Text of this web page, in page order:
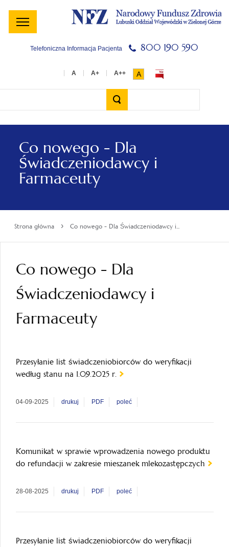
Menu
główne
Menu
lewe
Treść
główna
Szukaj
w
serwisie
Stopka
Telefoniczna Informacja Pacjenta 800 190 590
A
Co nowego - Dla
Świadczeniodawcy i
Farmaceuty
Strona główna › Co nowego - Dla Świadczeniodawcy i...
Co nowego - Dla
Świadczeniodawcy i
Farmaceuty
Przesyłanie list świadczeniobiorców do weryfikacji
według stanu na 1.09.2025 r.
04-09-2025 drukuj PDF poleć
Komunikat w sprawie wprowadzenia nowego produktu
do refundacji w zakresie mieszanek mlekozastępczych
28-08-2025 drukuj PDF poleć
Przesyłanie list świadczeniobiorców do weryfikacji